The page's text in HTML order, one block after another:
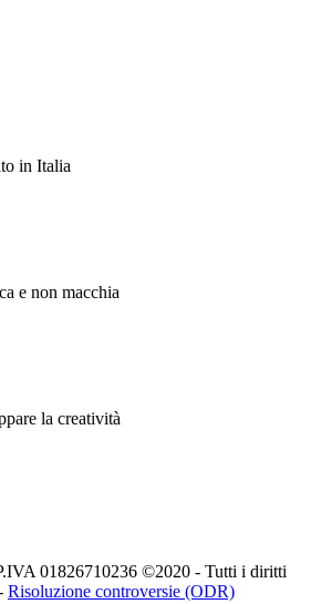
in Italia
e non macchia
la creatività
01826710236 ©2020 - Tutti i diritti
Risoluzione controversie (ODR)